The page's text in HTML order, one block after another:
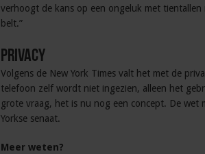
verhoogt de kans op een ongeluk met
belt.”
Privacy
Volgens de New York Times valt het met de
telefoon zelf wordt niet ingezien, alleen het
grote vraag, het is nu nog een concept. De
Yorkse senaat.
Meer weten?